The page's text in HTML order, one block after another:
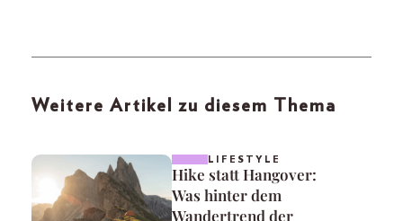
Weitere Artikel zu diesem Thema
LIFESTYLE
Hike statt Hangover:
Was hinter dem
Wandertrend der